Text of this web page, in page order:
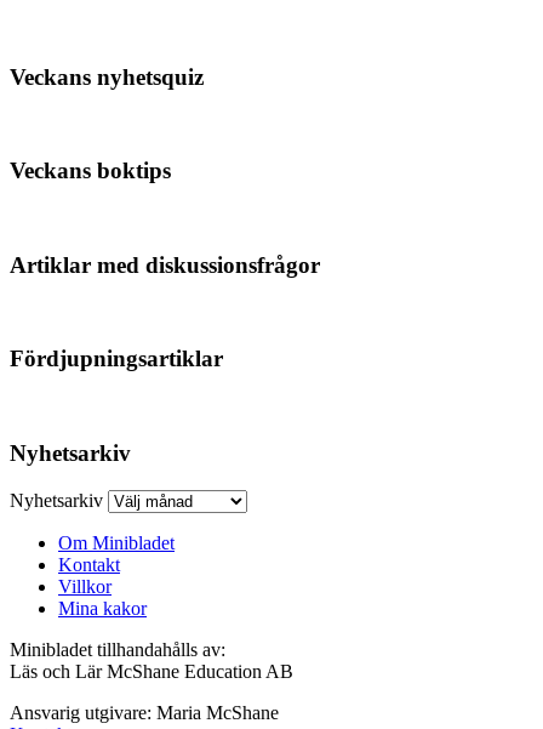
Veckans nyhetsquiz
Veckans boktips
Artiklar med diskussionsfrågor
Fördjupningsartiklar
Nyhetsarkiv
Nyhetsarkiv
Om Minibladet
Kontakt
Villkor
Mina kakor
Minibladet tillhandahålls av:
Läs och Lär McShane Education AB
Ansvarig utgivare: Maria McShane